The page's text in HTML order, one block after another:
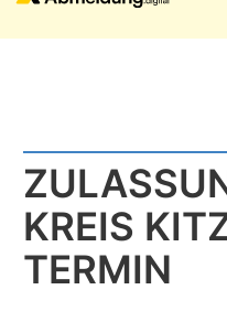
KREIS
TERMIN